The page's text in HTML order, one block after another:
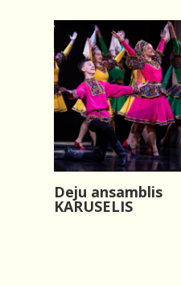
Deju ansamblis
KARUSELIS